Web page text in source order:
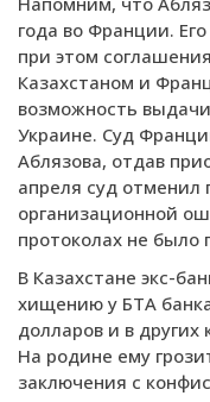
года во Франции.
при этом
Казахстаном и
возможность
Украине. Суд
Аблязова, отдав
апреля суд отменил
организационной
протоколах не было
В Казахстане экс-
хищению у БТА
долларов и в
На родине ему
заключения с